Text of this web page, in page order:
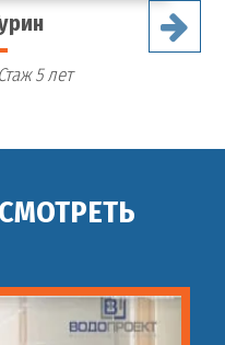
5 лет